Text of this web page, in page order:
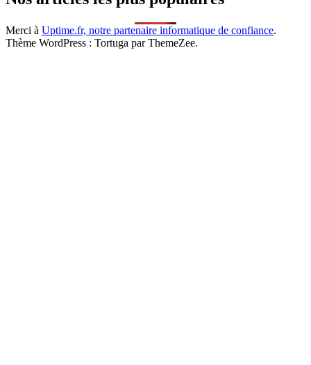
Merci à Uptime.fr, notre partenaire informatique de confiance.
Thème WordPress : Tortuga par ThemeZee.